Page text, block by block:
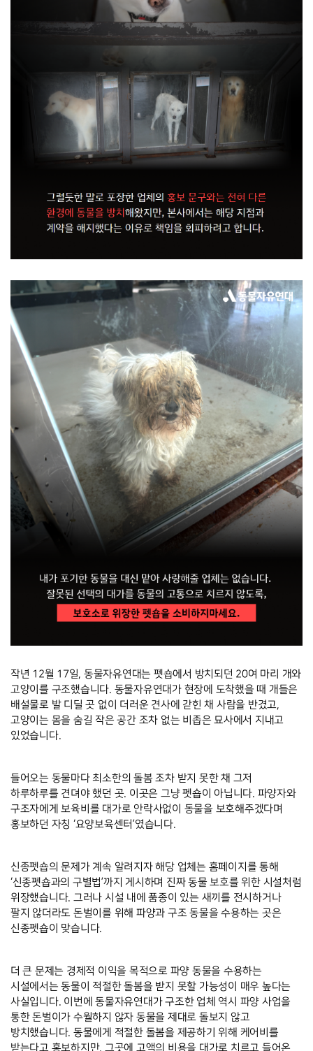
작년 12월 17일, 동물자유연대는 펫숍에서 방치되던 20여 마리 개와
고양이를 구조했습니다. 동물자유연대가 현장에 도착했을 때 개들은
배설물로 발 디딜 곳 없이 더러운 견사에 갇힌 채 사람을 반겼고,
고양이는 몸을 숨길 작은 공간 조차 없는 비좁은 묘사에서 지내고
있었습니다.
들어오는 동물마다 최소한의 돌봄 조차 받지 못한 채 그저
하루하루를 견뎌야 했던 곳. 이곳은 그냥 펫숍이 아닙니다. 파양자와
구조자에게 보육비를 대가로 안락사없이 동물을 보호해주겠다며
홍보하던 자칭 ‘요양보육센터’였습니다.
신종펫숍의 문제가 계속 알려지자 해당 업체는 홈페이지를 통해
‘신종펫숍과의 구별법’까지 게시하며 진짜 동물 보호를 위한 시설처럼
위장했습니다. 그러나 시설 내에 품종이 있는 새끼를 전시하거나
팔지 않더라도 돈벌이를 위해 파양과 구조 동물을 수용하는 곳은
신종펫숍이 맞습니다.
더 큰 문제는 경제적 이익을 목적으로 파양 동물을 수용하는
시설에서는 동물이 적절한 돌봄을 받지 못할 가능성이 매우 높다는
사실입니다. 이번에 동물자유연대가 구조한 업체 역시 파양 사업을
통한 돈벌이가 수월하지 않자 동물을 제대로 돌보지 않고
방치했습니다. 동물에게 적절한 돌봄을 제공하기 위해 케어비를
받는다고 홍보하지만, 그곳에 고액의 비용을 대가로 치르고 들어온